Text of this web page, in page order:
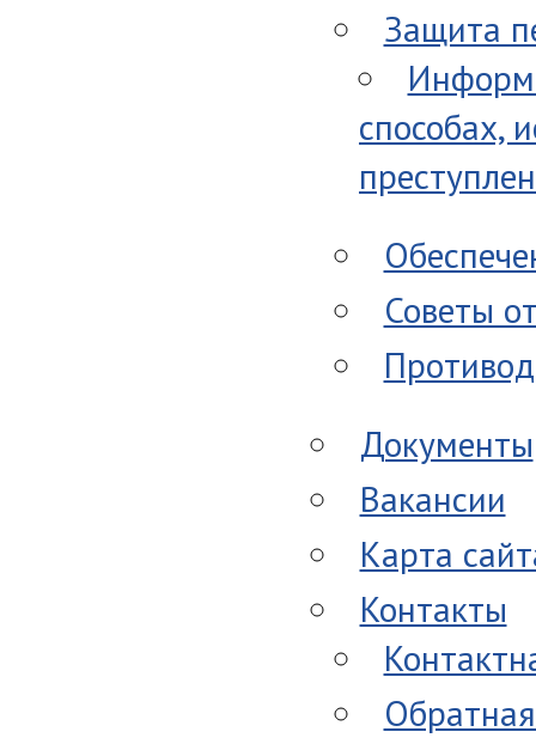
Защита
способах,
Советы
Документы
Вакансии
Карта
Контакты